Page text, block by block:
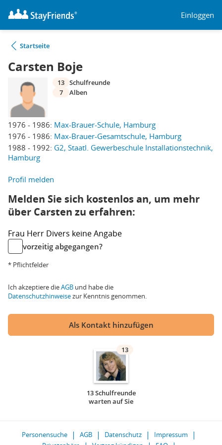
Einloggen
Startseite
Carsten Boje
1976 - 1986: Max-Brauer-Schule, Hamburg
1976 - 1986: Max-Brauer-Gesamtschule, Hamburg
1988 - 1992: G2, Staatl. Gewerbeschule Installationstechnik,
Hamburg
13 Schulfreunde
7
Alben
Profil melden
Melden Sie sich kostenlos an, um mehr
über Carsten zu erfahren:
Frau Herr Divers keine Angabe
vorzeitig abgegangen?
* Pflichtfelder
Ich akzeptiere dieAGB und habe die
Datenschutzhinweisezur Kenntnis genommen.
Als Kontakt hinzufügen
13
13 Schulfreunde
warten auf Sie
Personensuche AGB Datenschutz
Impressum